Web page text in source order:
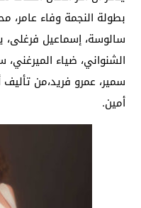
بطولة النجمة وفاء عامر،
سالوسة، إسماعيل
الشنواني، ضياء
سمير، عمرو فريد،من
أمين.